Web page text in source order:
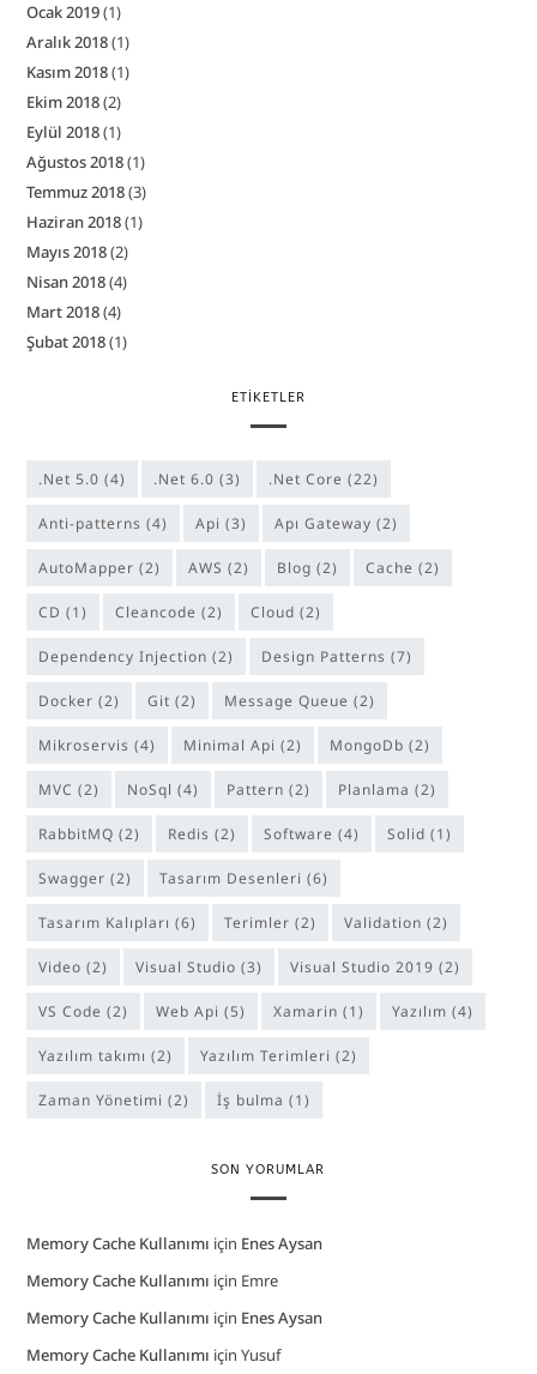
Ocak 2019(1)
Aralık 2018(1)
Kasım 2018(1)
Ekim 2018(2)
Eylül 2018(1)
Ağustos 2018(1)
Temmuz 2018(3)
Haziran 2018(1)
Mayıs 2018(2)
Nisan 2018(4)
Mart 2018(4)
Şubat 2018(1)
ETIKETLER
.Net 5.0 (4) .Net 6.0 (3) .Net Core (22)
anti-patterns (4) Api (3) Apı Gateway (2)
AutoMapper (2) AWS (2) Blog (2) Cache (2)
CD (1) cleancode (2) Cloud (2)
Dependency Injection (2) Design Patterns (7)
Docker (2) Git (2) Message Queue (2)
Mikroservis (4) Minimal Api (2) MongoDb (2)
MVC (2) NoSql (4) Pattern (2) Planlama (2)
RabbitMQ (2) Redis (2) software (4) solid (1)
Swagger (2) Tasarım Desenleri (6)
Tasarım Kalıpları (6) Terimler (2) Validation (2)
Video (2) Visual Studio (3) Visual Studio 2019 (2)
VS Code (2) Web Api (5) Xamarin (1) Yazılım (4)
yazılım takımı (2) Yazılım Terimleri (2)
Zaman Yönetimi (2) İş bulma (1)
SON YORUMLAR
Memory Cache Kullanımı için Enes Aysan
Memory Cache Kullanımı için Emre
Memory Cache Kullanımı için Enes Aysan
Memory Cache Kullanımı için Yusuf